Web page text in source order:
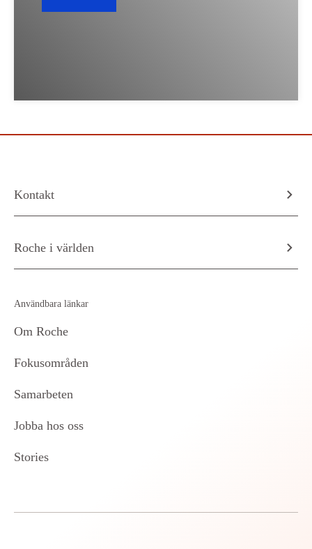
Kontakt
Roche i världen
Användbara länkar
Om Roche
Fokusområden
Samarbeten
Jobba hos oss
Stories